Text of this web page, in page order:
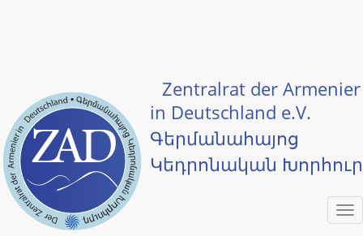
Zentralrat der Armenier
in Deutschland e.V.
Գերմանահայոց
Կեդրոնական